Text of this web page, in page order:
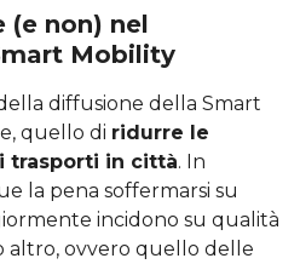
(e non) nel
Mobility
diffusione della Smart
quello di ridurre le
trasporti in città. In
la pena soffermarsi su
incidono su qualità
altro, ovvero quello delle